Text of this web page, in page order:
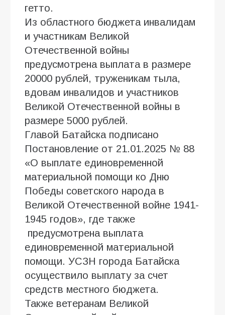
гетто.
Из областного бюджета инвалидам
и участникам Великой
Отечественной войны
предусмотрена выплата в размере
20000 рублей, труженикам тыла,
вдовам инвалидов и участников
Великой Отечественной войны в
размере 5000 рублей.
Главой Батайска подписано
Постановление от 21.01.2025 № 88
«О выплате единовременной
материальной помощи ко Дню
Победы советского народа в
Великой Отечественной войне 1941-
1945 годов», где также
предусмотрена выплата
единовременной материальной
помощи. УСЗН города Батайска
осуществило выплату за счет
средств местного бюджета.
Также ветеранам Великой